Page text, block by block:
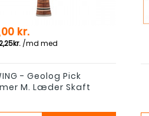
kr.
- Geolog Pick
M. Læder Skaft